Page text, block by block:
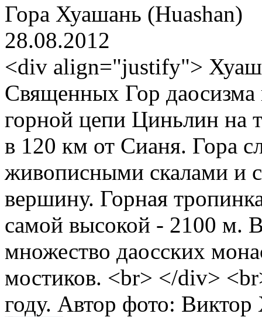
Гора Хуашань (Huashan)
28.08.2012
<div align="justify">
Священных Гор даосизма
горной цепи Циньлин на
в 120 км от Сианя. Гора
живописными скалами и
вершину. Горная
самой высокой - 2100 м.
множество даосских
мостиков. <br> </div>
году. Автор фото: